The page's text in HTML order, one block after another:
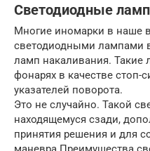
Светодиодные
Многие иномарки в наше
светодиодными лампами
ламп накаливания. Такие
фонарях в качестве стоп-
указателей поворота.
Это не случайно. Такой
находящемуся сзади,
принятия решения и для